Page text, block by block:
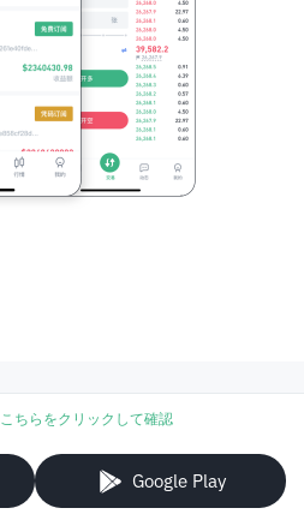
こちらをクリックして確認
Google Play